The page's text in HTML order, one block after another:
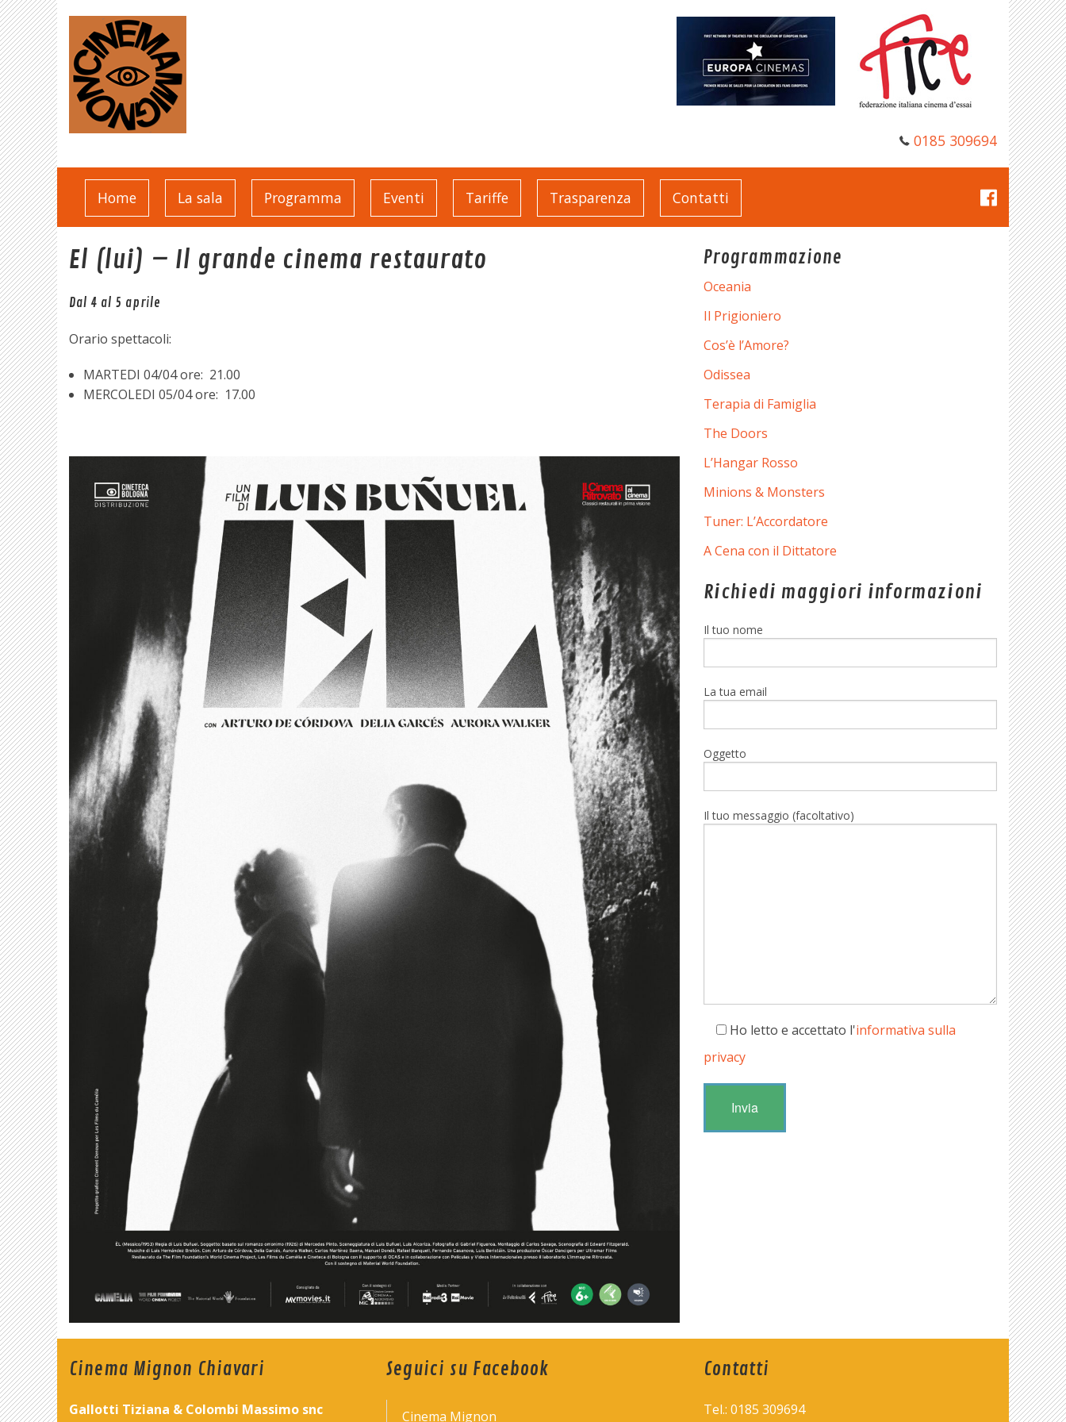
0185 309694
Home La sala Programma Eventi Tariffe Trasparenza Contatti
El (lui) – Il grande cinema restaurato
Dal 4 al 5 aprile
Orario spettacoli:
MARTEDI 04/04 ore: 21.00
MERCOLEDI 05/04 ore: 17.00
Programmazione
Oceania
Il Prigioniero
Cos’è l’Amore?
Odissea
Terapia di Famiglia
The Doors
L’Hangar Rosso
Minions & Monsters
Tuner: L’Accordatore
A Cena con il Dittatore
Richiedi maggiori informazioni
Il tuo nome
La tua email
Oggetto
Il tuo messaggio (facoltativo)
Ho letto e accettato l'informativa sulla
privacy
Cinema Mignon Chiavari
Gallotti Tiziana & Colombi Massimo snc
Contatti
Tel.: 0185 309694
Seguici su Facebook
Cinema Mignon